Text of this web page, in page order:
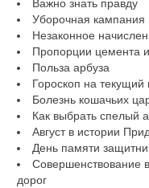
Важно знать правду
Уборочная кампания
Незаконное
Пропорции цемента
Польза арбуза
Гороскоп на текущий
Болезнь кошачьих
Как выбрать спелый
Август в истории
День памяти
Совершенствование
дорог